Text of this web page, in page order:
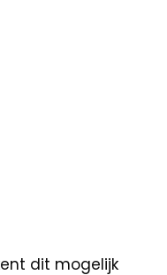
dit mogelijk